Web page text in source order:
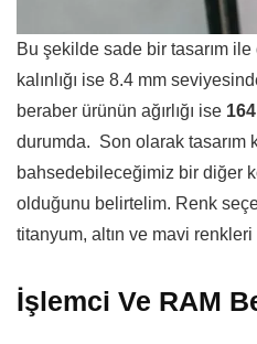
Bu şekilde sade bir tasarım
kalınlığı ise 8.4 mm
beraber ürünün ağırlığı ise
durumda. Son olarak tasarım
bahsedebileceğimiz bir diğer
olduğunu belirtelim. Renk
titanyum, altın ve mavi renkleri
İşlemci Ve RAM